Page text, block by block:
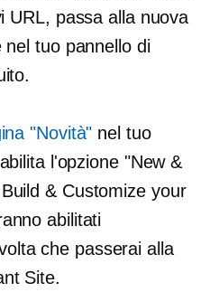
URL, passa alla nuova
tuo pannello di
"Novità" nel tuo
l'opzione "New &
& Customize your
abilitati
che passerai alla
Site.